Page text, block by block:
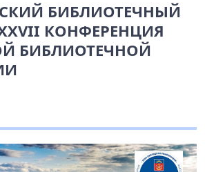
БИБЛИОТЕЧНЫЙ
КОНФЕРЕНЦИЯ
БИБЛИОТЕЧНОЙ